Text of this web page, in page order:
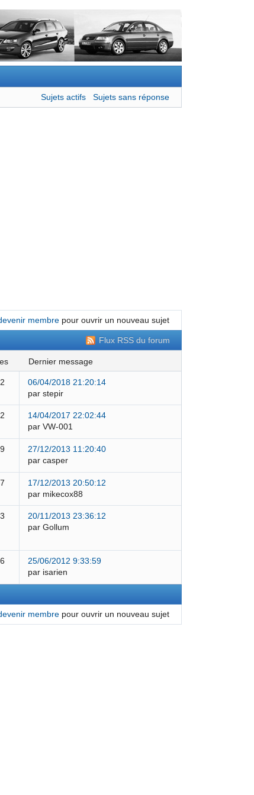
Sujets actifs Sujets sans réponse
membrepour ouvrir un nouveau sujet
Flux RSS du forum
dernier message
06/04/2018 21:20:14
par stepir
14/04/2017 22:02:44
par VW-001
27/12/2013 11:20:40
par casper
17/12/2013 20:50:12
par mikecox88
20/11/2013 23:36:12
par Gollum
25/06/2012 9:33:59
par isarien
membrepour ouvrir un nouveau sujet